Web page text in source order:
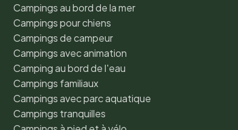
Campings au bord de la mer
Campings pour chiens
Campings de campeur
Campings avec animation
Camping au bord de l'eau
Campings familiaux
Campings avec parc aquatique
Campings tranquilles